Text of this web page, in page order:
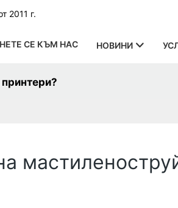
2011 г.
СЕ КЪМ НАС НОВИНИ